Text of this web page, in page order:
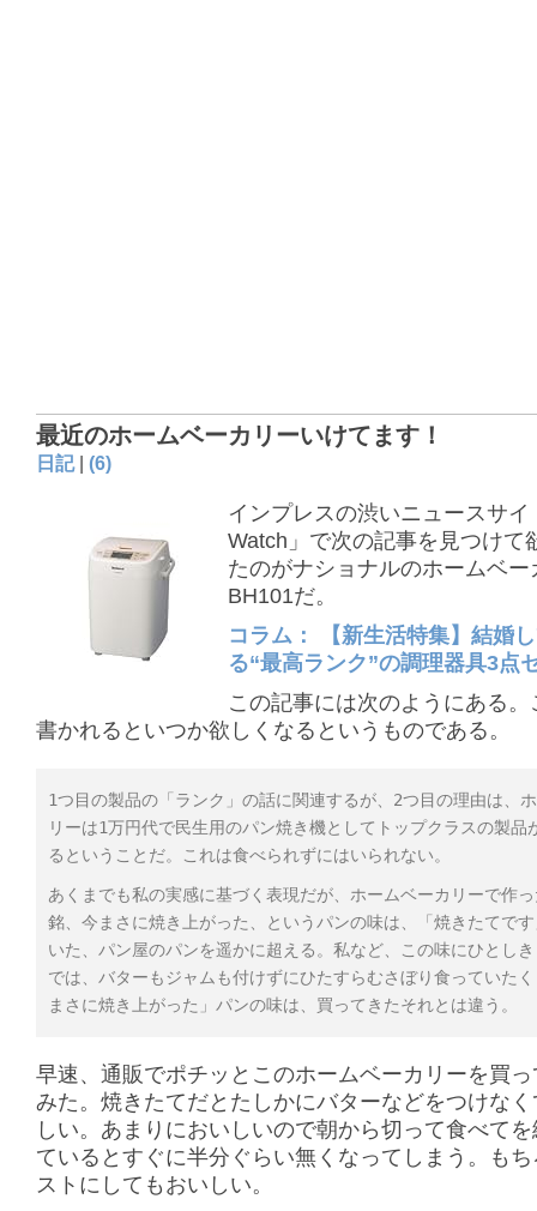
最近のホームベーカリーいけてます！
日記| (6)
インプレスの渋いニュースサイ
Watch」で次の記事を見つけて
たのがナショナルのホームベー
BH101だ。
コラム： 【新生活特集】結婚
る“最高ランク”の調理器具3点
この記事には次のようにある。
書かれるといつか欲しくなるというものである。
1つ目の製品の「ランク」の話に関連するが、2つ目の理由は、
リーは1万円代で民生用のパン焼き機としてトップクラスの製品
るということだ。これは食べられずにはいられない。
あくまでも私の実感に基づく表現だが、ホームベーカリーで作
銘、今まさに焼き上がった、というパンの味は、「焼きたてで
いた、パン屋のパンを遥かに超える。私など、この味にひとし
では、バターもジャムも付けずにひたすらむさぼり食っていた
まさに焼き上がった」パンの味は、買ってきたそれとは違う。
早速、通販でポチッとこのホームベーカリーを買
みた。焼きたてだとたしかにバターなどをつけな
しい。あまりにおいしいので朝から切って食べて
ているとすぐに半分ぐらい無くなってしまう。も
ストにしてもおいしい。